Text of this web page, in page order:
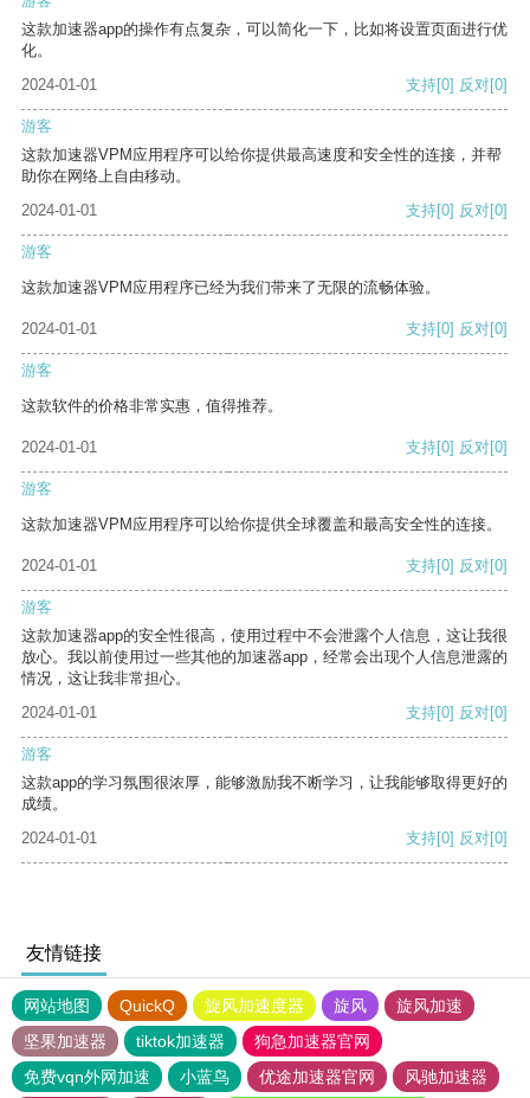
这款加速器app的操作有点复杂，可以简化一下，比如将设置页面进行优
化。
2024-01-01
支持[0] 反对[0]
游客
这款加速器VPM应用程序可以给你提供最高速度和安全性的连接，并帮
助你在网络上自由移动。
2024-01-01
支持[0] 反对[0]
游客
这款加速器VPM应用程序已经为我们带来了无限的流畅体验。
2024-01-01 支持[0] 反对[0]
游客
这款软件的价格非常实惠，值得推荐。
2024-01-01 支持[0] 反对[0]
游客
这款加速器VPM应用程序可以给你提供全球覆盖和最高安全性的连接。
2024-01-01 支持[0] 反对[0]
游客
这款加速器app的安全性很高，使用过程中不会泄露个人信息，这让我很
放心。我以前使用过一些其他的加速器app，经常会出现个人信息泄露的
情况，这让我非常担心。
2024-01-01
支持[0] 反对[0]
游客
这款app的学习氛围很浓厚，能够激励我不断学习，让我能够取得更好的
成绩。
2024-01-01
支持[0] 反对[0]
友情链接
网站地图 QuickQ 旋风加速度器 旋风
旋风加速
坚果加速器
tiktok加速器
狗急加速器官网
免费vqn外网加速
小蓝鸟 优途加速器官网 风驰加速器